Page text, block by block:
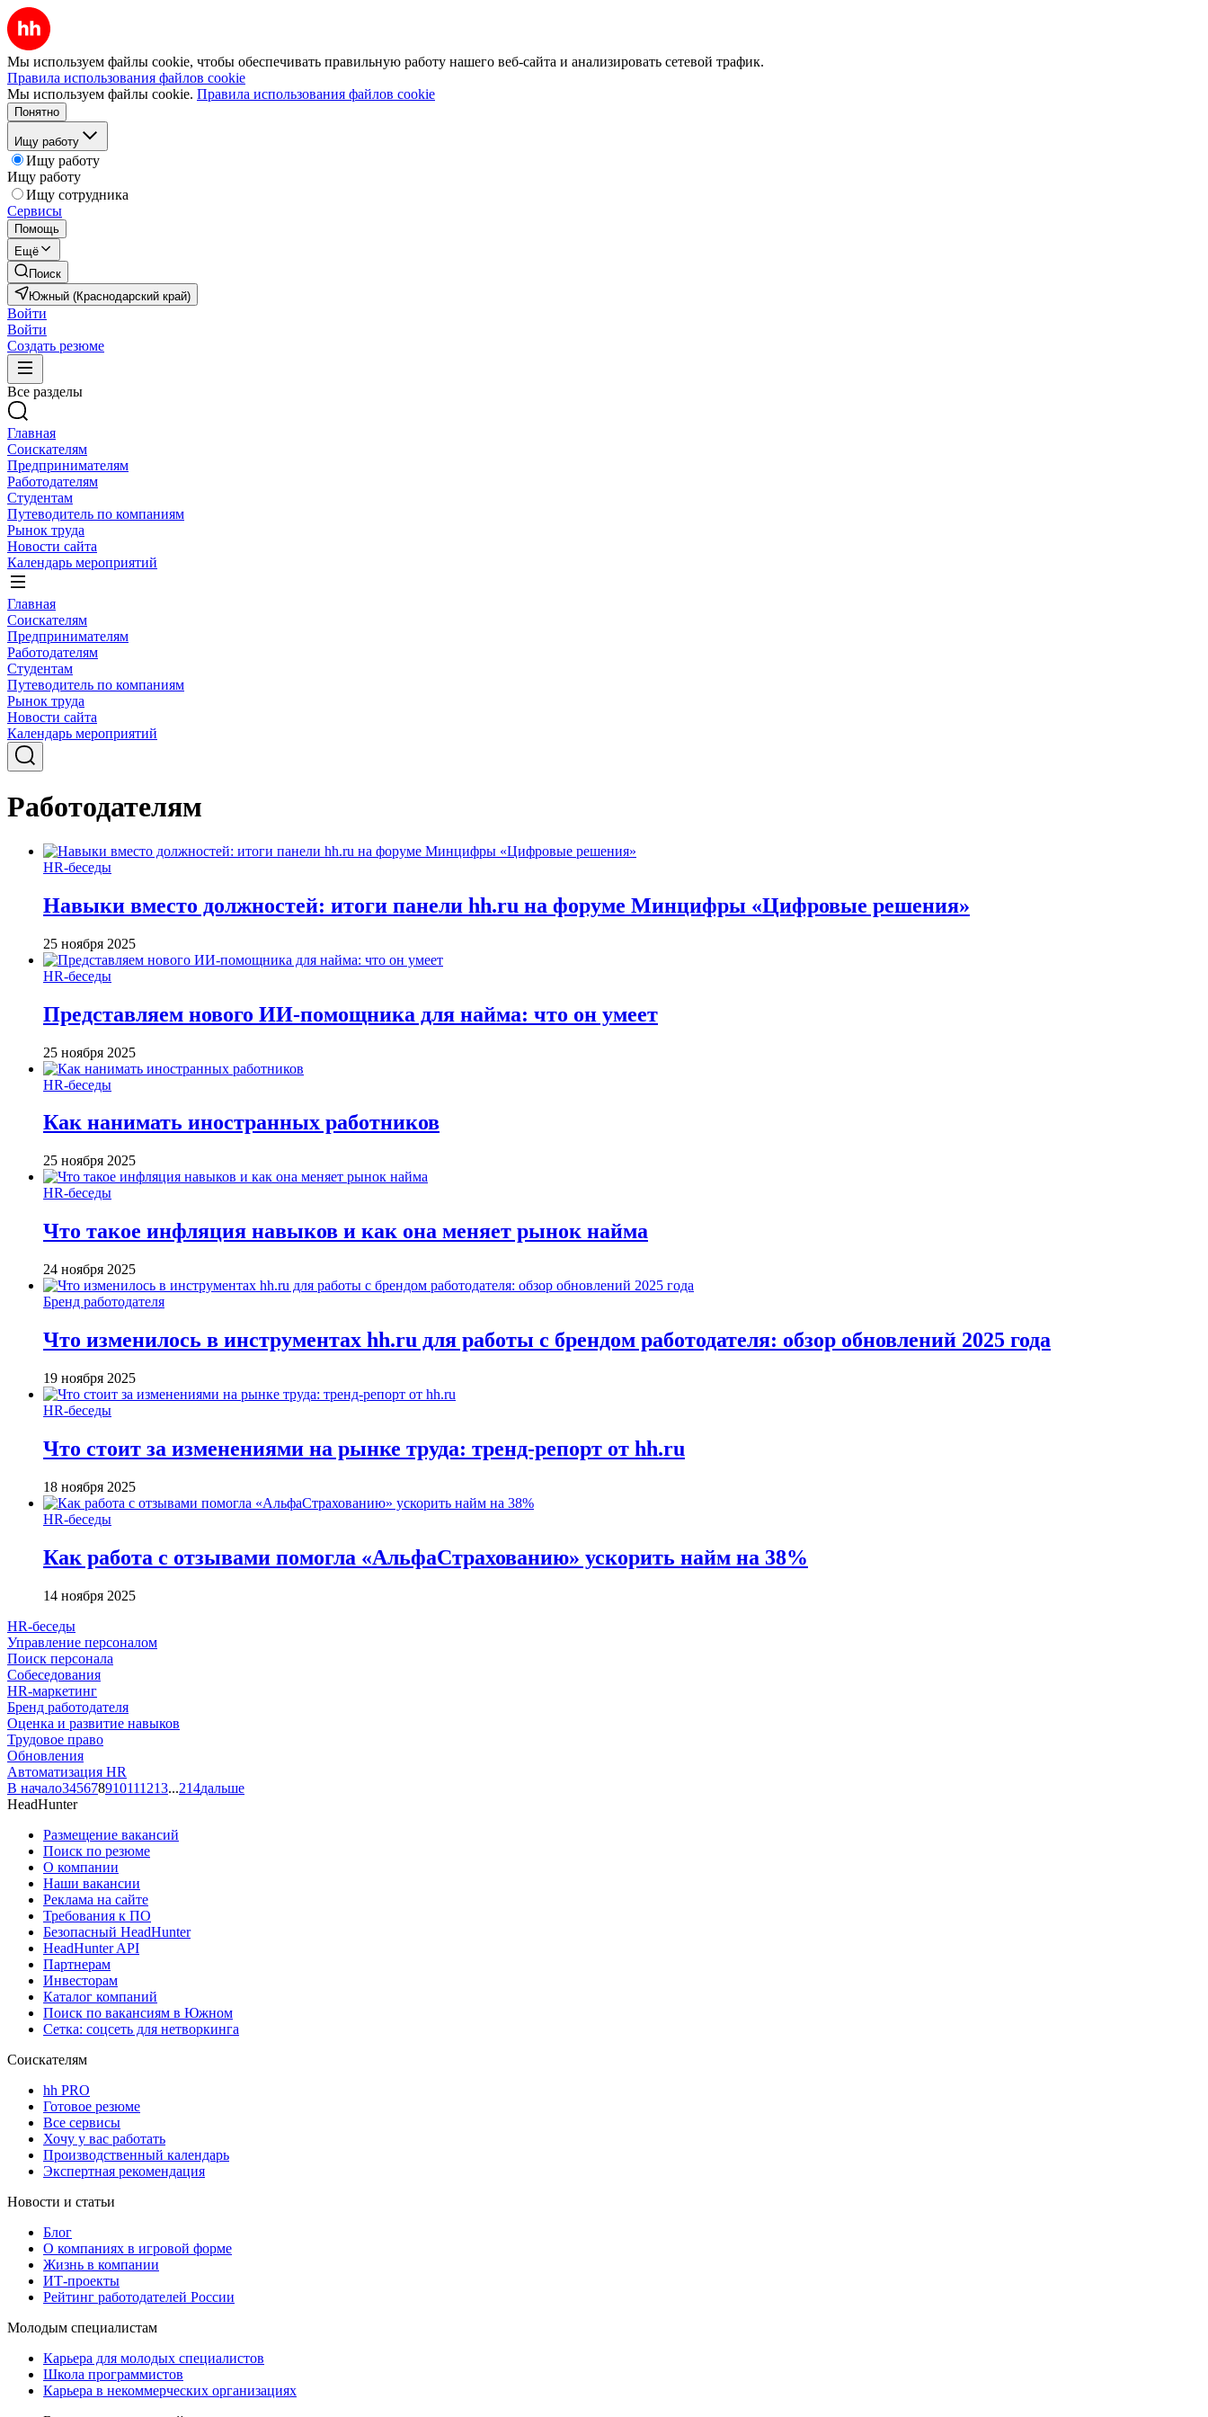
Мы используем файлы cookie, чтобы обеспечивать правильную работу нашего веб-сайта и анализировать сетевой трафик.
Правила использования файлов cookie
Мы используем файлы cookie. Правила использования файлов cookie
Понятно
Ищу работу
Ищу работу
Ищу работу
Ищу сотрудника
Сервисы
Помощь
Ещё
Поиск
Южный (Краснодарский край)
Войти
Войти
Создать резюме
Все разделы
Главная
Соискателям
Предпринимателям
Работодателям
Студентам
Путеводитель по компаниям
Рынок труда
Новости сайта
Календарь мероприятий
Главная
Соискателям
Предпринимателям
Работодателям
Студентам
Путеводитель по компаниям
Рынок труда
Новости сайта
Календарь мероприятий
Работодателям
HR-беседы
Навыки вместо должностей: итоги панели hh.ru на форуме Минцифры «Цифровые решения»
25 ноября 2025
HR-беседы
Представляем нового ИИ-помощника для найма: что он умеет
25 ноября 2025
HR-беседы
Как нанимать иностранных работников
25 ноября 2025
HR-беседы
Что такое инфляция навыков и как она меняет рынок найма
24 ноября 2025
Бренд работодателя
Что изменилось в инструментах hh.ru для работы с брендом работодателя: обзор обновлений 2025 года
19 ноября 2025
HR-беседы
Что стоит за изменениями на рынке труда: тренд-репорт от hh.ru
18 ноября 2025
HR-беседы
Как работа с отзывами помогла «АльфаСтрахованию» ускорить найм на 38%
14 ноября 2025
HR-беседы
Управление персоналом
Поиск персонала
Собеседования
HR-маркетинг
Бренд работодателя
Оценка и развитие навыков
Трудовое право
Обновления
Автоматизация HR
В начало345678910111213...214дальше
HeadHunter
Размещение вакансий
Поиск по резюме
О компании
Наши вакансии
Реклама на сайте
Требования к ПО
Безопасный HeadHunter
HeadHunter API
Партнерам
Инвесторам
Каталог компаний
Поиск по вакансиям в Южном
Сетка: соцсеть для нетворкинга
Соискателям
hh PRO
Готовое резюме
Все сервисы
Хочу у вас работать
Производственный календарь
Экспертная рекомендация
Новости и статьи
Блог
О компаниях в игровой форме
Жизнь в компании
ИТ-проекты
Рейтинг работодателей России
Молодым специалистам
Карьера для молодых специалистов
Школа программистов
Карьера в некоммерческих организациях